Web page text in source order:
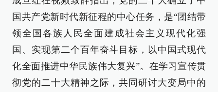
国共产党新时代新征程的中心任务，是“团结带
领全国各族人民全面建成社会主义现代化强
国、实现第二个百年奋斗目标，以中国式现代
化全面推进中华民族伟大复兴”。在学习宣传贯
彻党的二十大精神之际，共同研讨大变局中的